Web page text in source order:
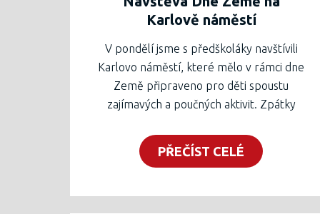
Karlově náměstí
V pondělí jsme s předškoláky navštívili
Karlovo náměstí, které mělo v rámci dne
Země připraveno pro děti spoustu
zajímavých a poučných aktivit. Zpátky
krásně zvládli, dostaly děti za odměnu
zmrzlinu.????
PŘEČÍST CELÉ